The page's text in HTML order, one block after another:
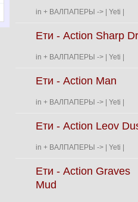
in + ВАЛПАПЕРЫ -> | Yeti |
Ети - Action Sharp
in + ВАЛПАПЕРЫ -> | Yeti |
Ети - Action Man
in + ВАЛПАПЕРЫ -> | Yeti |
Ети - Action Leov
in + ВАЛПАПЕРЫ -> | Yeti |
Ети - Action Graves
Mud